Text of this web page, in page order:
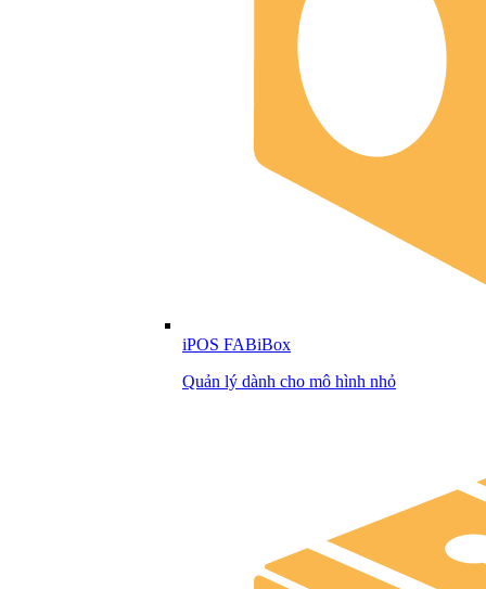
iPOS FABiBox
Quản lý dành cho mô hình nhỏ